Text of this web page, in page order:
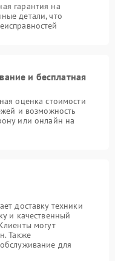
гарантия на
детали, что
и бесплатная
оценка стоимости
и возможность
или онлайн на
доставку техники
и качественный
могут
Также
для